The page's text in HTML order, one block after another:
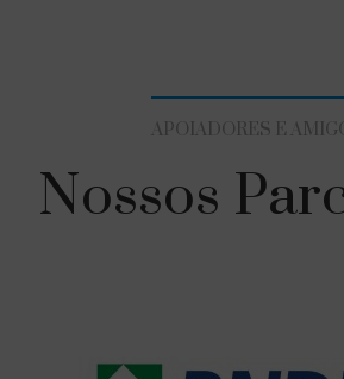
APOIADORES E
Nossos